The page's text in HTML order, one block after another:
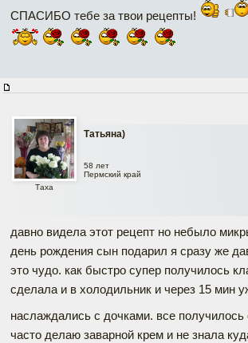
СПАСИБО тебе за твои рецепты!
Татьяна)
Таха
58 лет
Пермский край
давно видела этот рецепт но небыло
день рождения сын подарил я сразу же
это чудо. как быстро супер получилось
сделала и в холодильник и через 15 мин
наслаждались с дочками. все получилось
часто делаю заварной крем и не знала